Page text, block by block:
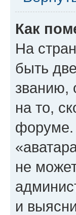
Как
На
быть
званию,
на то,
форуме.
не
и